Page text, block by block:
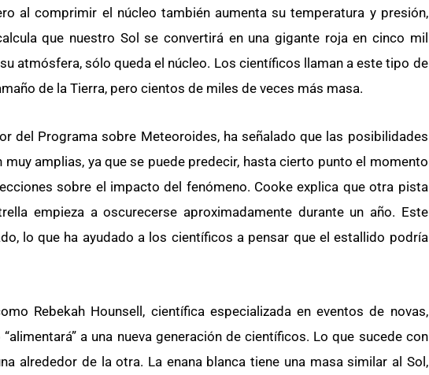
al comprimir el núcleo también aumenta su temperatura y presión,
que nuestro Sol se convertirá en una gigante roja en cinco mil
atmósfera, sólo queda el núcleo. Los científicos llaman a este tipo de
de la Tierra, pero cientos de miles de veces más masa.
del Programa sobre Meteoroides, ha señalado que las posibilidades
amplias, ya que se puede predecir, hasta cierto punto el momento
sobre el impacto del fenómeno. Cooke explica que otra pista
empieza a oscurecerse aproximadamente durante un año. Este
lo que ha ayudado a los científicos a pensar que el estallido podría
Rebekah Hounsell, científica especializada en eventos de novas,
a una nueva generación de científicos. Lo que sucede con
alrededor de la otra. La enana blanca tiene una masa similar al Sol,